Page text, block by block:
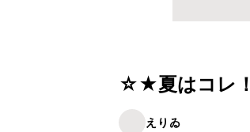
☆★夏はコレ
えりゐ